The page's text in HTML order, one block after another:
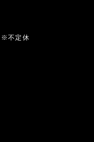
※不定休